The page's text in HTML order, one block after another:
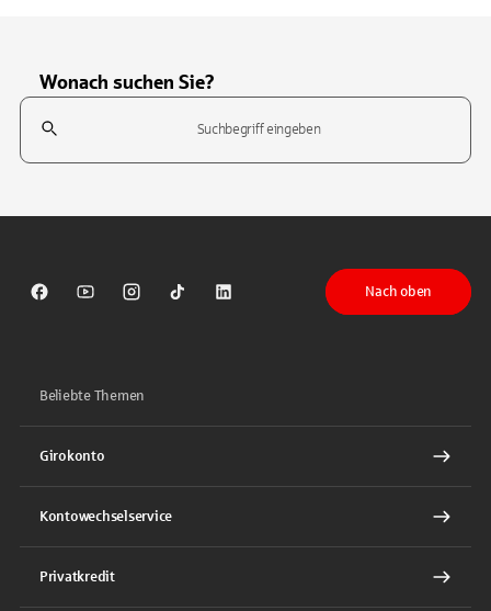
Wonach suchen Sie?
Suchfeld
Sparkasse auf Facebook
Sparkasse auf Youtube
Sparkasse auf Instagram
Sparkasse auf TikTok
Sparkasse auf LinkedIn
Nach oben
Beliebte Themen
Girokonto
Kontowechselservice
Privatkredit